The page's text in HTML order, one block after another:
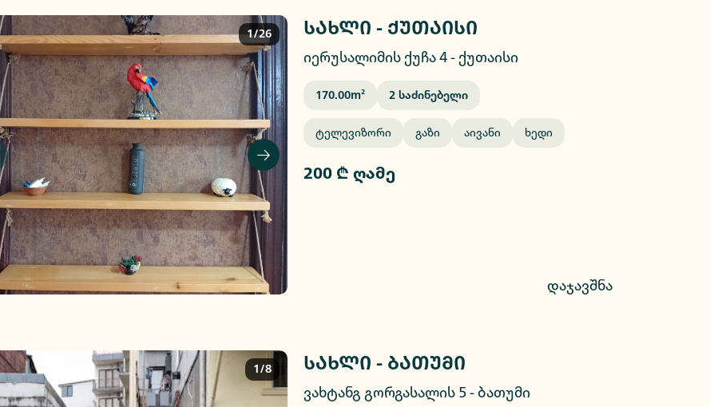
1/26 სახლი - ქუთაისი
იერუსალიმის ქუჩა 4- ქუთაისი
170.00M² 2 Საძინებელი
Ტელევიზორი Გაზი Აივანი Ხედი
200 ₾ ღამე
დაჯავშნა
1/8 სახლი - ბათუმი
ვახტანგ გორგასალის 5-ბათუმი